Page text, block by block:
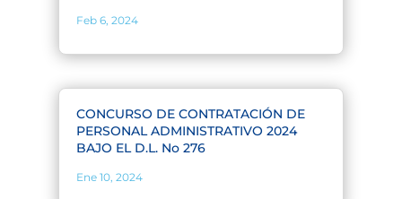
Feb 6, 2024
CONCURSO DE CONTRATACIÓN DE
PERSONAL ADMINISTRATIVO 2024
BAJO EL D.L. No 276
Ene 10, 2024